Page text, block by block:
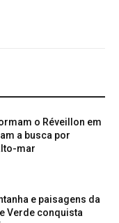
o Réveillon em
a busca por
mar
e paisagens da
Verde conquista